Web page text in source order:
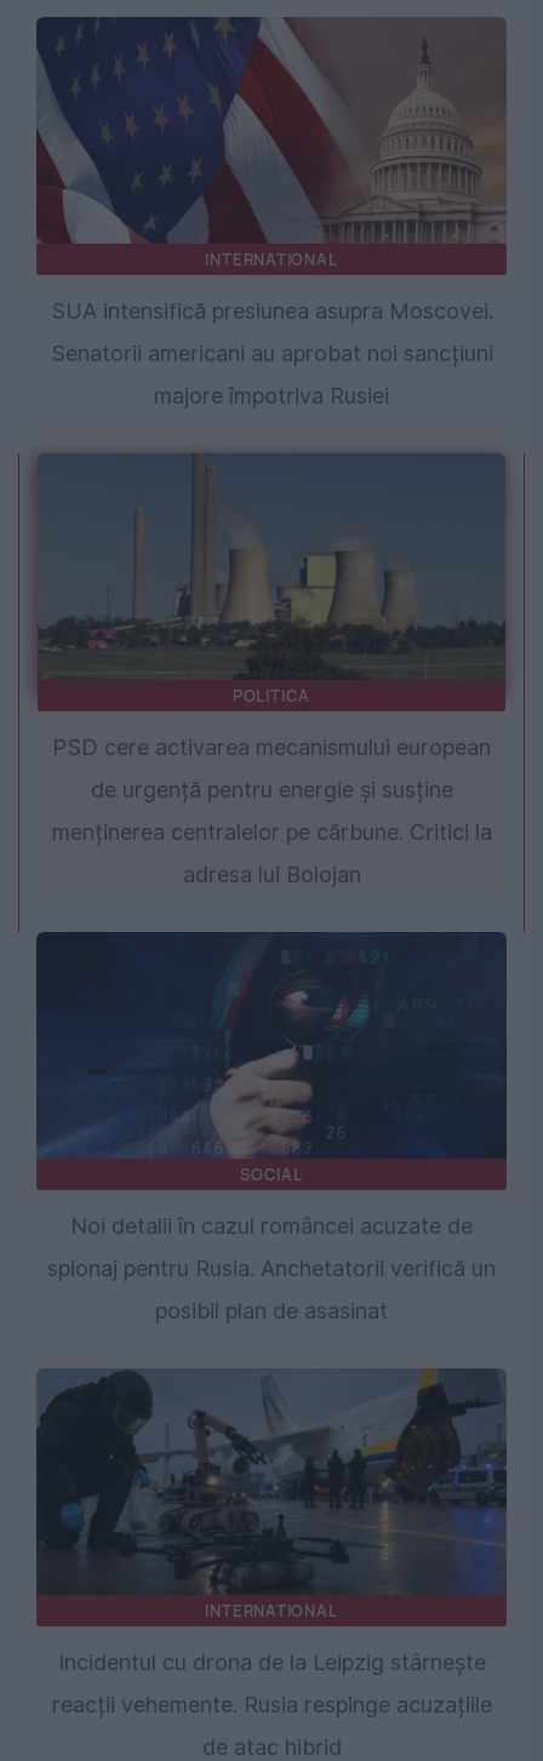
INTERNATIONAL
SUA intensifică presiunea asupra Moscovei.
Senatorii americani au aprobat noi sancțiuni
majore împotriva Rusiei
POLITICA
PSD cere activarea mecanismului european
de urgență pentru energie și susține
menținerea centralelor pe cărbune. Critici la
adresa lui Bolojan
SOCIAL
Noi detalii în cazul româncei acuzate de
spionaj pentru Rusia. Anchetatorii verifică un
posibil plan de asasinat
INTERNATIONAL
Incidentul cu drona de la Leipzig stârnește
reacții vehemente. Rusia respinge acuzațiile
de atac hibrid